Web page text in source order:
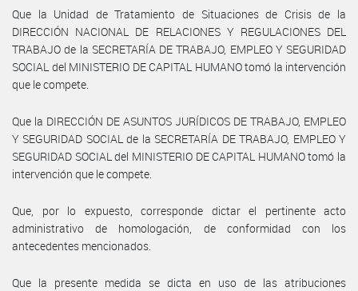
Que la Unidad de Tratamiento de Situaciones de Crisis de la
DIRECCIÓN NACIONAL DE RELACIONES Y REGULACIONES DEL
TRABAJO de la SECRETARÍA DE TRABAJO, EMPLEO Y SEGURIDAD
SOCIAL del MINISTERIO DE CAPITAL HUMANO tomó la intervención
que le compete.
Que la DIRECCIÓN DE ASUNTOS JURÍDICOS DE TRABAJO, EMPLEO
Y SEGURIDAD SOCIAL de la SECRETARÍA DE TRABAJO, EMPLEO Y
SEGURIDAD SOCIAL del MINISTERIO DE CAPITAL HUMANO tomó la
intervención que le compete.
Que, por lo expuesto, corresponde dictar el pertinente acto
administrativo de homologación, de conformidad con los
antecedentes mencionados.
Que la presente medida se dicta en uso de las atribuciones